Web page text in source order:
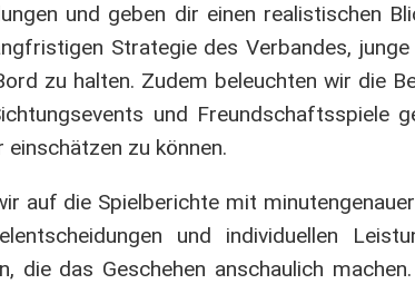
und geben dir einen realistischen
Strategie des Verbandes,
zu halten. Zudem beleuchten wir die
und Freundschaftsspiele
zu können.
auf die Spielberichte mit
und individuellen
die das Geschehen anschaulich